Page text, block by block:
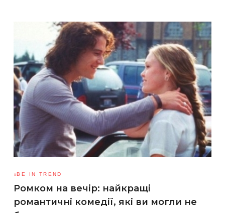
BE IN TREND
Ромком на вечір: найкращі
романтичні комедії, які ви могли не